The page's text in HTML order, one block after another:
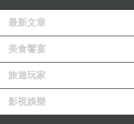
最新文章
美食饗宴
旅遊玩家
影視娛樂